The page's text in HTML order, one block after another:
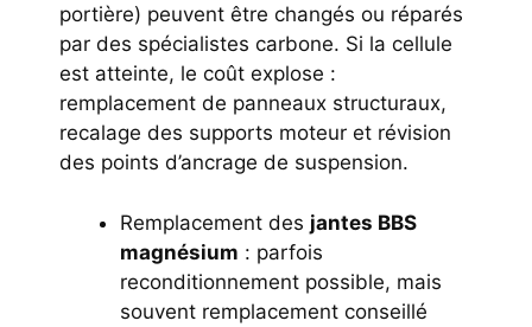
portière) peuvent être changés ou réparés
par des spécialistes carbone. Si la cellule
est atteinte, le coût explose :
remplacement de panneaux structuraux,
recalage des supports moteur et révision
des points d’ancrage de suspension.
Remplacement des jantes BBS
magnésium : parfois
reconditionnement possible, mais
souvent remplacement conseillé